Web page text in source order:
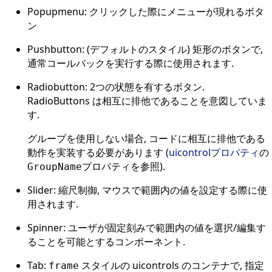
Popupmenu: クリックした際にメニューが現れるボタ
ン
Pushbutton: (デフォルトのスタイル) 矩形のボタンで,
通常コールバックを実行する際に使用されます.
Radiobutton: 2つの状態を有するボタン.
RadioButtons は相互に排他であることを意図していま
す.
グループを使用しない場合, コードに相互に排他である
動作を実装する必要があります (uicontrolプロパティの
GroupNameプロパティを参照).
Slider: 縮尺制御, マウスで範囲内の値を設定する際に使
用されます.
Spinner: ユーザが固定刻みで範囲内の値を選択/編集す
ることを可能とするコンポーネント.
Tab: frame スタイルの uicontrols のコンテナで, 指定